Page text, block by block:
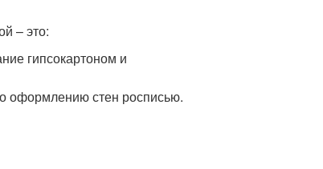
– это:
гипсокартоном и
оформлению стен росписью.